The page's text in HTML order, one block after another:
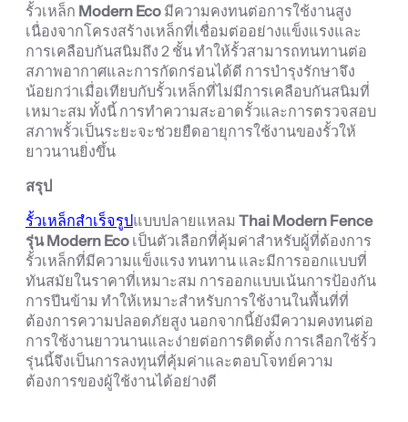
รั้วเหล็ก Modern Eco มีความคงทนต่อการใช้งานสูง
เนื่องจากโครงสร้างเหล็กที่เชื่อมต่ออย่างแข็งแรงและ
การเคลือบกันสนิมถึง 2 ชั้น ทำให้รั้วสามารถทนทานต่อ
สภาพอากาศและการกัดกร่อนได้ดี การบำรุงรักษาจึง
น้อยกว่าเมื่อเทียบกับรั้วเหล็กที่ไม่มีการเคลือบกันสนิมที่
เหมาะสม ทั้งนี้ การทำความสะอาดรั้วและการตรวจสอบ
สภาพรั้วเป็นระยะจะช่วยยืดอายุการใช้งานของรั้วให้
ยาวนานยิ่งขึ้น
สรุป
รั้วเหล็กสำเร็จรูปแบบปลายแหลม Thai Modern Fence
รุ่น Modern Eco เป็นตัวเลือกที่คุ้มค่าสำหรับผู้ที่ต้องการ
รั้วเหล็กที่มีความแข็งแรง ทนทาน และมีการออกแบบที่
ทันสมัยในราคาที่เหมาะสม การออกแบบเน้นการป้องกัน
การปีนข้าม ทำให้เหมาะสำหรับการใช้งานในพื้นที่ที่
ต้องการความปลอดภัยสูง นอกจากนี้ยังมีความคงทนต่อ
การใช้งานยาวนานและง่ายต่อการติดตั้ง การเลือกใช้รั้ว
รุ่นนี้จึงเป็นการลงทุนที่คุ้มค่าและตอบโจทย์ความ
ต้องการของผู้ใช้งานได้อย่างดี